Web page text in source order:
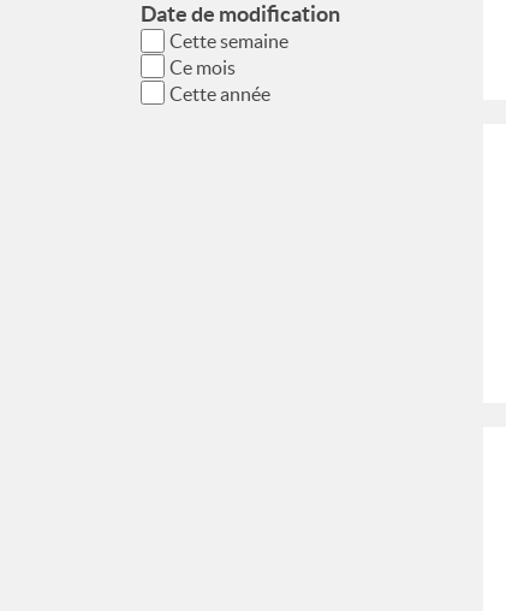
Date de modification
Cette semaine
Ce mois
Cette année